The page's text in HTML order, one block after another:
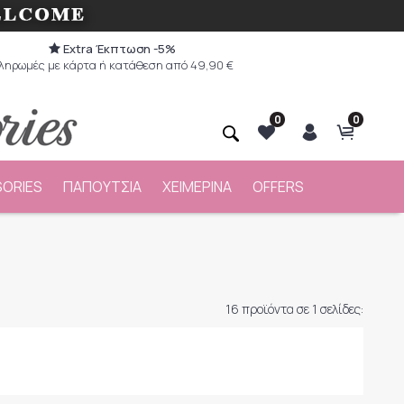
Extra Έκπτωση -5%
με κάρτα ή κατάθεση από 49,90 €
0
0
ΠΑΠΟΥΤΣΙΑ ΧΕΙΜΕΡΙΝΑ OFFERS
16 προϊόντα σε 1 σελίδες: